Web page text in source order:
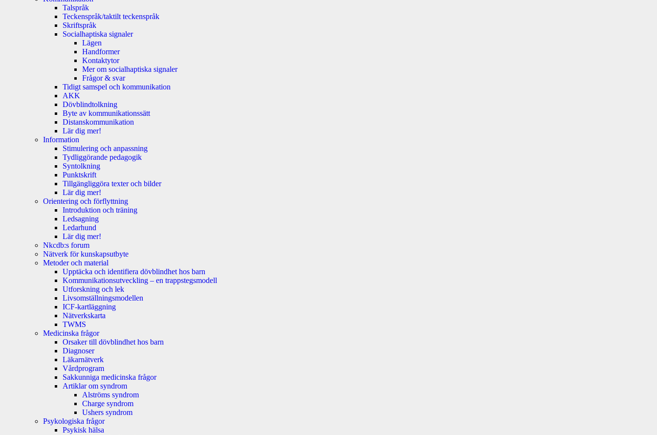
Talspråk
Teckenspråk/taktilt teckenspråk
Skriftspråk
Socialhaptiska signaler
Lägen
Handformer
Kontaktytor
Mer om socialhaptiska signaler
Frågor & svar
Tidigt samspel och kommunikation
AKK
Dövblindtolkning
Byte av kommunikationssätt
Distanskommunikation
Lär dig mer!
Information
Stimulering och anpassning
Tydliggörande pedagogik
Syntolkning
Punktskrift
Tillgängliggöra texter och bilder
Lär dig mer!
Orientering och förflyttning
Introduktion och träning
Ledsagning
Ledarhund
Lär dig mer!
Nkcdb:s forum
Nätverk för kunskapsutbyte
Metoder och material
Upptäcka och identifiera dövblindhet hos barn
Kommunikationsutveckling – en trappstegsmodell
Utforskning och lek
Livsomställningsmodellen
ICF-kartläggning
Nätverkskarta
TWMS
Medicinska frågor
Orsaker till dövblindhet hos barn
Diagnoser
Läkarnätverk
Vårdprogram
Sakkunniga medicinska frågor
Artiklar om syndrom
Alströms syndrom
Charge syndrom
Ushers syndrom
Psykologiska frågor
Psykisk hälsa